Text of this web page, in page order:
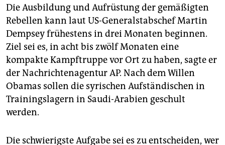
Die Ausbildung und Aufrüstung der gemäßigten
Rebellen kann laut US-Generalstabschef Martin
Dempsey frühestens in drei Monaten beginnen.
Ziel sei es, in acht bis zwölf Monaten eine
kompakte Kampftruppe vor Ort zu haben, sagte er
der Nachrichtenagentur AP. Nach dem Willen
Obamas sollen die syrischen Aufständischen in
Trainingslagern in Saudi-Arabien geschult
werden.
Die schwierigste Aufgabe sei es zu entscheiden, wer